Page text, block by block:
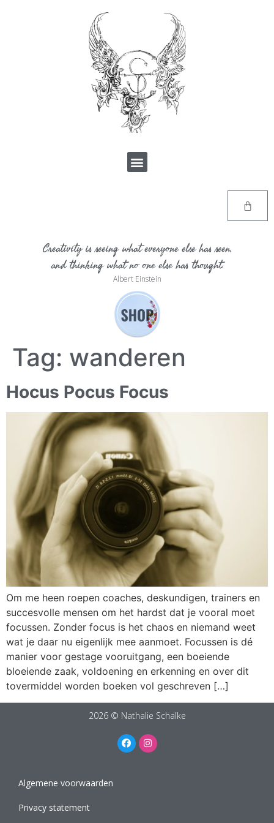
Creativity is seeing what everyone else has seen,
and thinking what no one else has thought.
Albert Einstein
Tag: wanderen
Hocus Pocus Focus
Om me heen roepen coaches, deskundigen, trainers en
succesvolle mensen om het hardst dat je vooral moet
focussen. Zonder focus is het chaos en niemand weet
wat je daar nu eigenlijk mee aanmoet. Focussen is dé
manier voor gestage vooruitgang, een boeiende
bloeiende zaak, voldoening en erkenning en over dit
tovermiddel worden boeken vol geschreven […]
2026 © Nathalie Schalke
Algemene voorwaarden
Privacy statement